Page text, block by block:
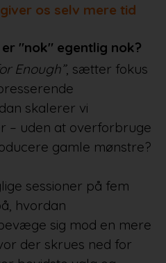
os selv mere tid
"nok" egentlig nok?
Enough”, sætter fokus
skalerer vi
– uden at overforbruge
gamle mønstre?
sessioner på fem
hvordan
sig mod en mere
der skrues ned for